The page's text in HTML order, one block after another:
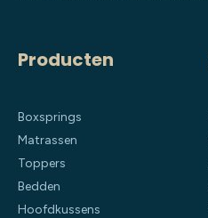
Producten
Boxsprings
Matrassen
Toppers
Bedden
Hoofdkussens